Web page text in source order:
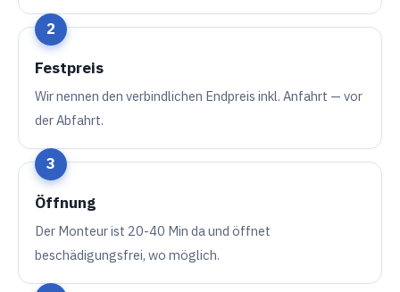
Festpreis
Wir nennen den verbindlichen Endpreis inkl. Anfahrt — vor
der Abfahrt.
Öffnung
Der Monteur ist 20-40 Min da und öffnet
beschädigungsfrei, wo möglich.